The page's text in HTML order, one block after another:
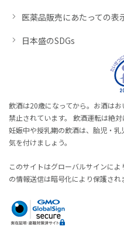
医薬品販売にあたっての表
日本盛のSDGs
飲酒は20歳になってから。お酒は
禁止されています。 飲酒運転は絶対
妊娠中や授乳期の飲酒は、胎児・乳
気を付けましょう。
このサイトはグローバルサインに
の情報送信は暗号化により保護され